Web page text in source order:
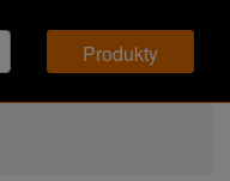
produkty